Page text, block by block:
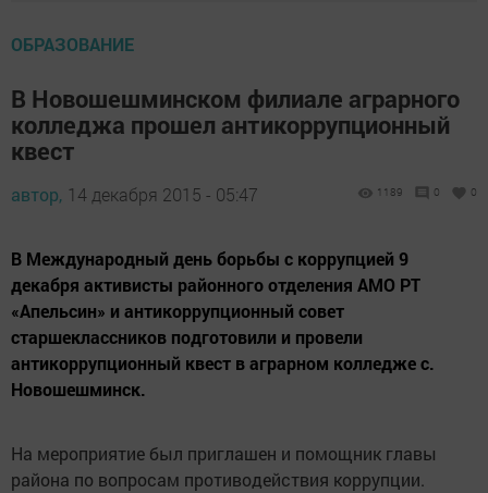
ОБРАЗОВАНИЕ
В Новошешминском филиале аграрного
колледжа прошел антикоррупционный
квест
автор, 14 декабря 2015 - 05:47 1189 0 0
В Международный день борьбы с коррупцией 9
декабря активисты районного отделения АМО РТ
«Апельсин» и антикоррупционный совет
старшеклассников подготовили и провели
антикоррупционный квест в аграрном колледже с.
Новошешминск.
На мероприятие был приглашен и помощник главы
района по вопросам противодействия коррупции.